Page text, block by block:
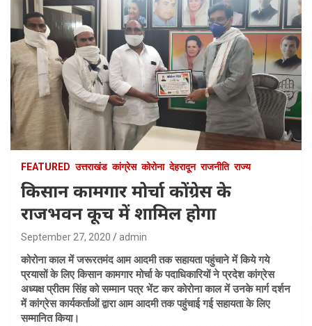
FEATURED उत्तराखंड कांग्रेस कोरोना देहरादून राजनीति राज्य
किसान कामगार मोर्चा कोंग्रेस के
राजभवन कूच में शामिल होगा
September 27, 2020 admin
कोरोना काल में जरूरतमंद आम आदमी तक सहायता पहुंचाने में किये गये
प्रयासों के लिए किसान कामगार मोर्चा के पदाधिकारियों ने प्रदेश कांग्रेस
अध्यक्ष प्रीतम सिंह को सम्मान पत्र भेंट कर कोरोना काल में उनके मार्ग दर्शन
में कांग्रेस कार्यकर्ताओं द्वारा आम आदमी तक पहुंचाई गई सहायता के लिए
सम्मानित किया।